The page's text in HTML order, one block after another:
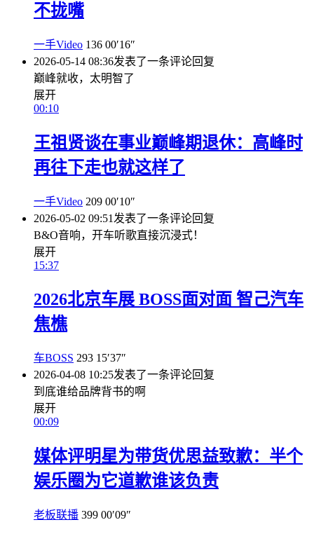
不拢嘴
一手Video 136 00′16″
2026-05-14 08:36发表了一条评论回复
巅峰就收，太明智了
展开
00:10
王祖贤谈在事业巅峰期退休：高峰时
再往下走也就这样了
一手Video 209 00′10″
2026-05-02 09:51 发表了一条评论回复
B&O音响，开车听歌直接沉浸式！
展开
15:37
2026北京车展 BOSS面对面 智己汽车
焦樵
车BOSS 293 15′37″
2026-04-08 10:25发表了一条评论回复
到底谁给品牌背书的啊
展开
00:09
媒体评明星为带货优思益致歉：半个
娱乐圈为它道歉谁该负责
老板联播 399 00′09″